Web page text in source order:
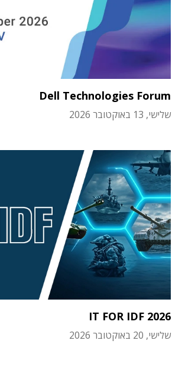
Dell Technologies Forum
שלישי, 13 באוקטובר 2026
IT FOR IDF 2026
שלישי, 20 באוקטובר 2026